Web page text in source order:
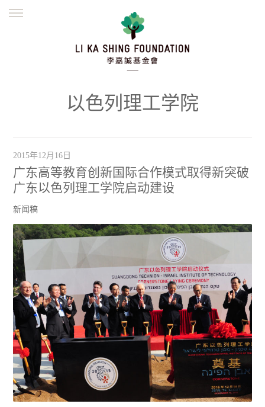
並肩同行
繁體
以色列理工学院
2015年12月16日
广东高等教育创新国际合作模式取得新突破
广东以色列理工学院启动建设
新闻稿